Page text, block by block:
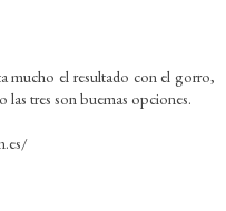
mucho el resultado con el gorro,
las tres son buemas opciones.